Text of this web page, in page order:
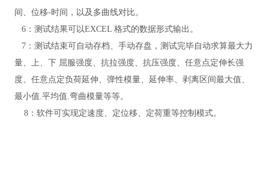
间、位移-时间，以及多曲线对比。
6：测试结果可以EXCEL 格式的数据形式输出。
7：测试结束可自动存档、手动存盘，测试完毕自动求算最大力
量、上、下 屈服强度、抗拉强度、抗压强度、任意点定伸长强
度、任意点定负荷延伸、弹性模量、延伸率、剥离区间最大值、
最小值.平均值.弯曲模量等等。
8：软件可实现定速度、定位移、定荷重等控制模式。